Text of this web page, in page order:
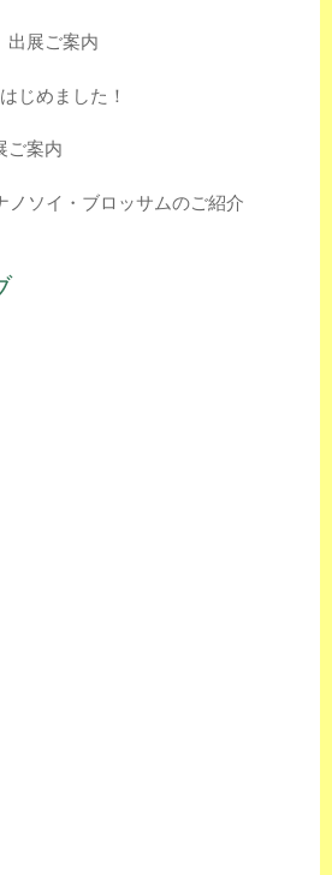
出展ご案内
じめました！
ご案内
ノソイ・ブロッサムのご紹介